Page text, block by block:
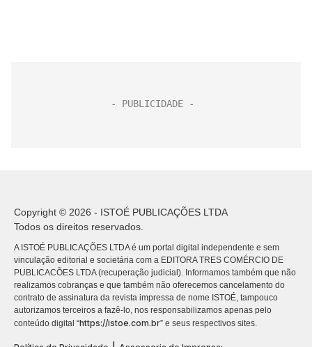
Copyright © 2026 - ISTOÉ PUBLICAÇÕES LTDA
Todos os direitos reservados.
A ISTOÉ PUBLICAÇÕES LTDA é um portal digital independente e sem
vinculação editorial e societária com a EDITORA TRES COMÉRCIO DE
PUBLICACÕES LTDA (recuperação judicial). Informamos também que não
realizamos cobranças e que também não oferecemos cancelamento do
contrato de assinatura da revista impressa de nome ISTOÉ, tampouco
autorizamos terceiros a fazê-lo, nos responsabilizamos apenas pelo
conteúdo digital “https://istoe.com.br” e seus respectivos sites.